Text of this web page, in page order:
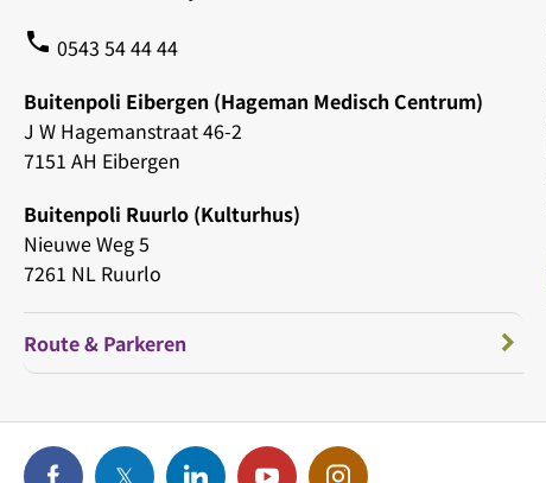
phone 0543 54 44 44
Buitenpoli Eibergen (Hageman Medisch Centrum)
J W Hagemanstraat 46-2
7151 AH Eibergen
Buitenpoli Ruurlo (Kulturhus)
Nieuwe Weg 5
7261 NL Ruurlo
Route & Parkeren